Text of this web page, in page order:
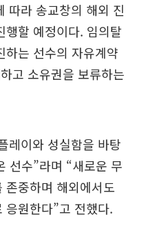
따라 송교창의 해외 진
행할 예정이다. 임의탈
하는 선수의 자유계약
고 소유권을 보류하는
레이와 성실함을 바탕
선수”라며 “새로운 무
존중하며 해외에서도
응원한다”고 전했다.